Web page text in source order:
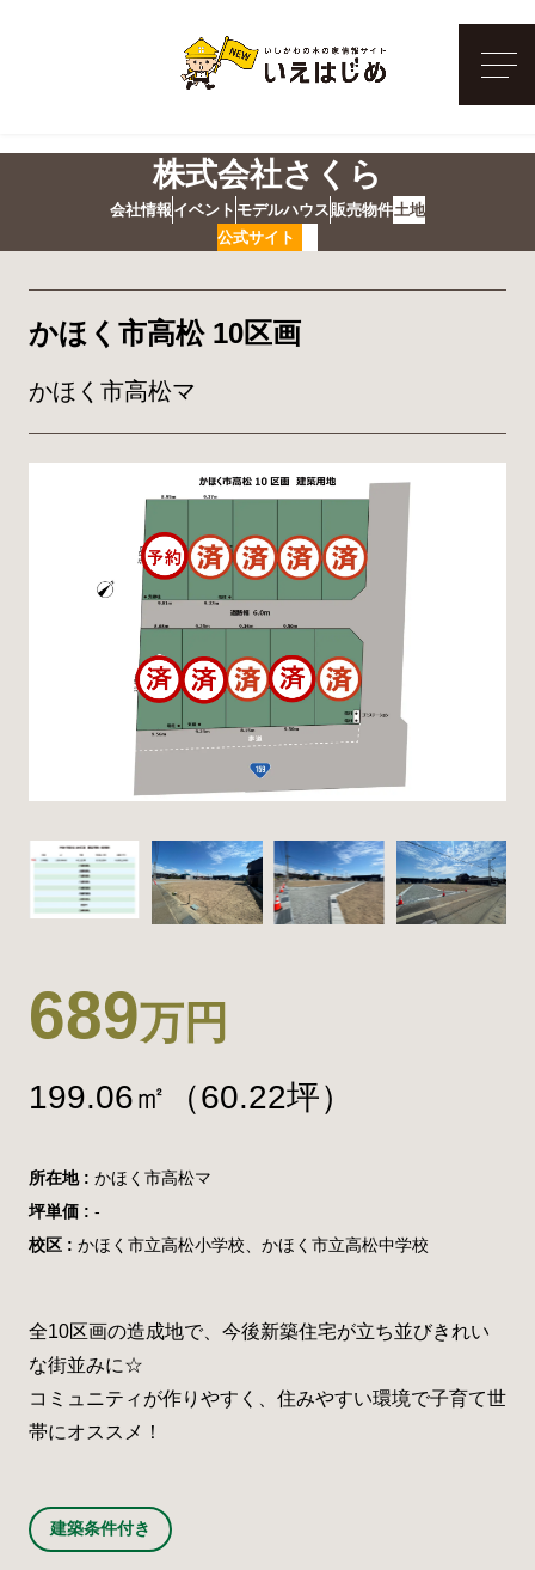
メ
株式会社さくら
会社情報 イベント モデルハウス販売物件土地
公式サイト
かほく市高松 10区画
かほく市高松マ
689万円
199.06㎡（60.22坪）
所在地 : かほく市高松マ
坪単価 : -
校区 : かほく市立高松小学校、かほく市立高松中学校
全10区画の造成地で、今後新築住宅が立ち並びきれい
な街並みに☆
コミュニティが作りやすく、住みやすい環境で子育て世
帯にオススメ！
建築条件付き